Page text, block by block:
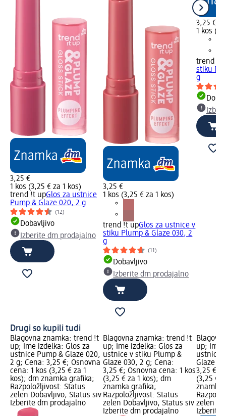
3,25 €
1 kos (3,25 € za 1 kos)
trend !t upGlos za ustnice
Pump & Glaze 020, 2 g
(12)
Dobavljivo
Izberite dm prodajalno
3,25 €
1 kos (3,25 € za 1 kos)
trend !t upGlos za ustnice v
stiku Plump & Glaze 030, 2
g
(11)
Dobavljivo
Izberite dm prodajalno
3,25 €
1 kos
trend !t
stiku
g
Drugi so kupili tudi
Blagovna znamka: trend !t
up; Ime izdelka: Glos za
ustnice Pump & Glaze 020,
2 g; Cena: 3,25 €; Osnovna
cena: 1 kos (3,25 € za 1
kos); dm znamka grafika;
Razpoložljivost: Status
zelen Dobavljivo, Status siv
Izberite dm prodajalno
Blagovna znamka: trend !t
up; Ime izdelka: Glos za
ustnice v stiku Plump &
Glaze 030, 2 g; Cena:
3,25 €; Osnovna cena: 1 kos
(3,25 € za 1 kos); dm
znamka grafika;
Razpoložljivost: Status
zelen Dobavljivo, Status siv
Izberite dm prodajalno
up; Ime
ustnice
Glaze
3,25 €;
(3,25 €
znamka
zelen
Izberite